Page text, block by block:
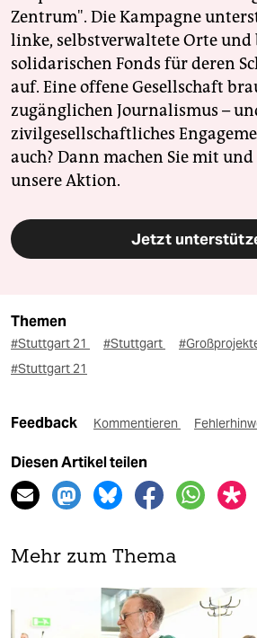
Zentrum". Die Kampagne
linke, selbstverwaltete Orte und
solidarischen Fonds für deren
auf. Eine offene Gesellschaft
zugänglichen Journalismus –
zivilgesellschaftliches
auch? Dann machen Sie mit
unsere Aktion.
Jetzt
Themen
#Stuttgart 21 #Stuttgart
#Stuttgart 21
Feedback Kommentieren
Diesen Artikel teilen
Mehr zum Thema